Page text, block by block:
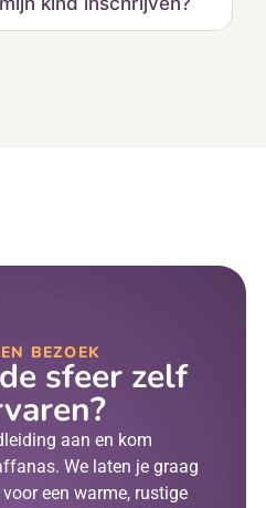
BEZOEK
sfeer zelf
aan en kom
We laten je graag
een warme, rustige